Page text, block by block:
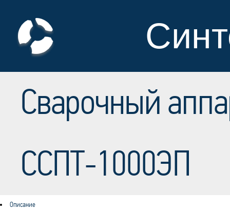
Сварочный
ССПТ-1000ЭП
Описание